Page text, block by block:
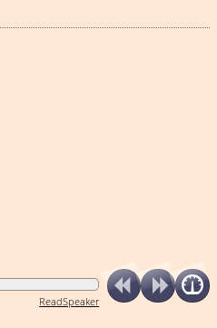
ReadSpeaker